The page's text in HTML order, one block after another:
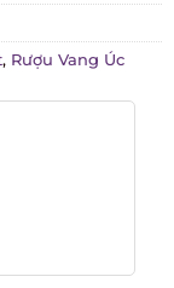
Rượu Vang Úc